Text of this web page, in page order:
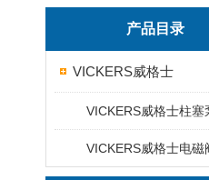
产品目录
VICKERS威格士
VICKERS威格士柱塞
VICKERS威格士电磁